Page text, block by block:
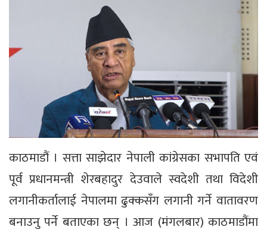
काठमाडौं । सत्ता साझेदार नेपाली कांग्रेसका सभापति एवं
पूर्व प्रधानमन्त्री शेरबहादुर देउवाले स्वदेशी तथा विदेशी
लगानीकर्तालाई नेपालमा ढुक्कसँग लगानी गर्ने वातावरण
बनाउनु पर्ने बताएका छन् । आज (मंगलबार) काठमाडौंमा